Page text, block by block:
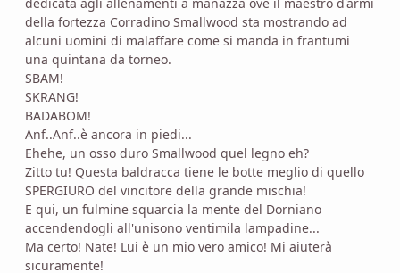
della fortezza Corradino Smallwood sta mostrando ad
alcuni uomini di malaffare come si manda in frantumi
una quintana da torneo.
SBAM!
SKRANG!
BADABOM!
Anf..Anf..è ancora in piedi...
Ehehe, un osso duro Smallwood quel legno eh?
Zitto tu! Questa baldracca tiene le botte meglio di quello
SPERGIURO del vincitore della grande mischia!
E qui, un fulmine squarcia la mente del Dorniano
accendendogli all'unisono ventimila lampadine...
Ma certo! Nate! Lui è un mio vero amico! Mi aiuterà
sicuramente!